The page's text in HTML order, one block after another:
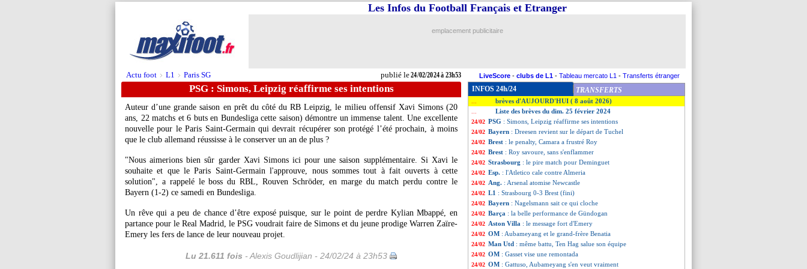
Actu foot > L1 > Paris SG publié le24/02/2024 à 23h53
Les Infos du Football Français et Etranger
emplacement publicitaire
LiveScore - clubs de L1 - Tableau mercato L1 - Transferts étranger
PSG : Simons, Leipzig réaffirme ses intentions
Auteur d’une grande saison en prêt du côté du RB Leipzig, le milieu offensif Xavi Simons(20
ans, 22 matchs et 6 buts en Bundesliga cette saison) démontre un immense talent. Une excellente
nouvelle pour le Paris Saint-Germain qui devrait récupérer son protégé l’été prochain, à moins
que le club allemand réussisse à le conserver un an de plus ?
"Nous aimerions bien sûr garder Xavi Simons ici pour une saison supplémentaire. Si Xavi le
souhaite et que le Paris Saint-Germain l'approuve, nous sommes tout à fait ouverts à cette
solution", a rappelé le boss du RBL, Rouven Schröder, en marge du match perdu contre le
Bayern (1-2) ce samedi en Bundesliga.
Un rêve qui a peu de chance d’être exposé puisque, sur le point de perdre Kylian Mbappé, en
partance pour le Real Madrid, le PSG voudrait faire de Simons et du jeune prodige Warren Zaïre-
Emery les fers de lance de leur nouveau projet.
Lu 21.611 fois - Alexis Goudlijian - 24/02/24 à 23h53
INFOS 24h/24 TRANSFERTS
brèves d'AUJOURD'HUI ( 8 août 2026)
Liste des brèves du dim. 25 février 2024
24/02 PSG : Simons, Leipzig réaffirme ses intentions
24/02 Bayern : Dreesen revient sur le départ de Tuchel
24/02 Brest : le penalty, Camara a frustré Roy
24/02 Brest : Roy savoure, sans s'enflammer
24/02 Strasbourg : le pire match pour Deminguet
24/02 Esp. : l'Atletico cale contre Almeria
24/02 Ang. : Arsenal atomise Newcastle
24/02 L1 : Strasbourg 0-3 Brest (fini)
24/02 Bayern : Nagelsmann sait ce qui cloche
24/02 Barça : la belle performance de Gündogan
24/02 Aston Villa : le message fort d'Emery
24/02 OM : Aubameyang et le grand-frère Benatia
24/02 Man Utd : même battu, Ten Hag salue son équipe
24/02 OM : Gasset vise une remontada
24/02 OM : Gattuso, Aubameyang s'en veut vraiment